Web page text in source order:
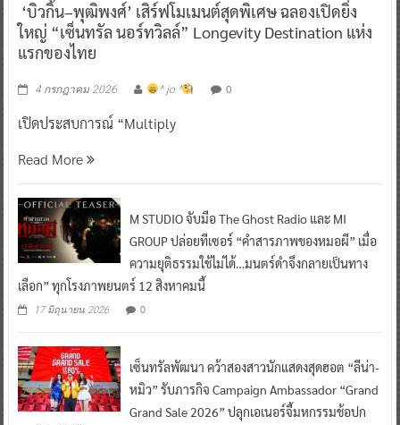
‘บิวกิ้น–พุฒิพงศ์’ เสิร์ฟโมเมนต์สุดพิเศษ ฉลองเปิดยิ่ง
ใหญ่ “เซ็นทรัล นอร์ทวิลล์” Longevity Destination แห่ง
แรกของไทย
4 กรกฎาคม 2026 ^ jo ^ 0
เปิดประสบการณ์ “Multiply
Read More
M STUDIO จับมือ The Ghost Radio และ MI
GROUP ปล่อยทีเซอร์ “คำสารภาพของหมอผี” เมื่อ
ความยุติธรรมใช้ไม่ได้…มนตร์ดำจึงกลายเป็นทาง
เลือก” ทุกโรงภาพยนตร์ 12 สิงหาคมนี้
17 มิถุนายน 2026 0
เซ็นทรัลพัฒนา คว้าสองสาวนักแสดงสุดฮอต “ลีน่า-
หมิว” รับภารกิจ Campaign Ambassador “Grand
Grand Sale 2026” ปลุกเอเนอร์จี้มหกรรมช้อปก